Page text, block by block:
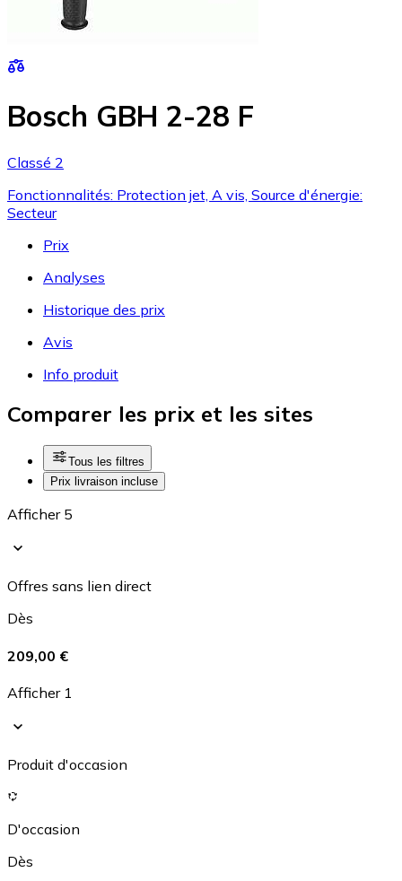
Bosch GBH 2-28 F
Classé 2
Fonctionnalités: Protection jet, A vis, Source d'énergie:
Secteur
Prix
Analyses
Historique des prix
Avis
Info produit
Comparer les prix et les sites
Tous les filtres
Prix livraison incluse
Afficher 5
Offres sans lien direct
Dès
209,00 €
Afficher 1
Produit d'occasion
D'occasion
Dès